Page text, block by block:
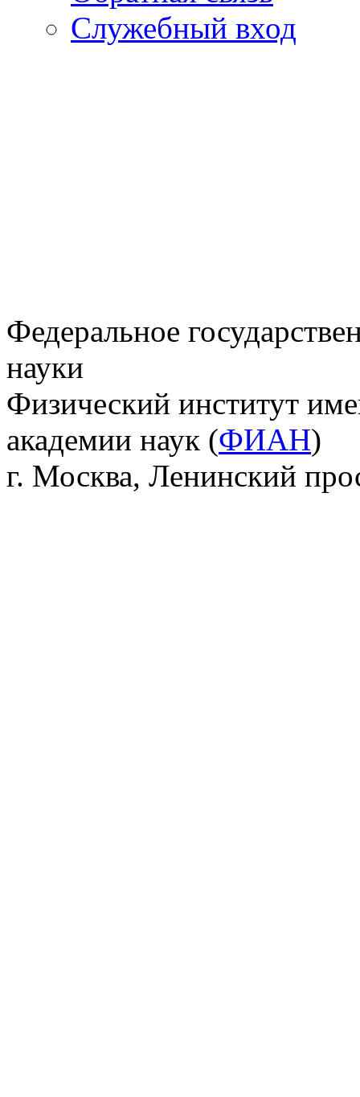
Cлужебный вход
Федеральное
науки
Физический институт
академии наук (ФИАН)
г. Москва, Ленинский